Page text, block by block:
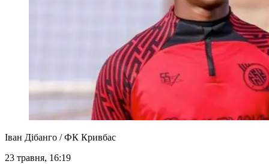
Іван Дібанго / ФК Кривбас
23 травня, 16:19